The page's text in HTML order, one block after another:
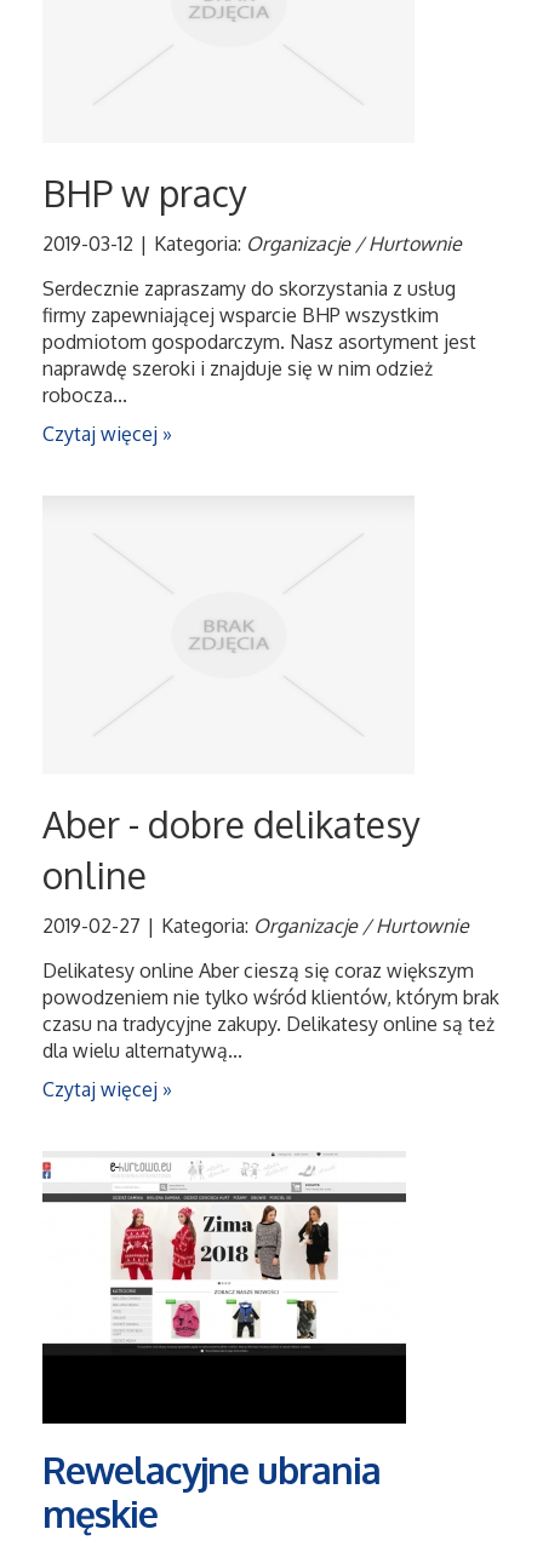
BHP w pracy
2019-03-12 | Kategoria: Organizacje / Hurtownie
Serdecznie zapraszamy do skorzystania z usług
firmy zapewniającej wsparcie BHP wszystkim
podmiotom gospodarczym. Nasz asortyment jest
naprawdę szeroki i znajduje się w nim odzież
robocza...
Czytaj więcej »
Aber - dobre delikatesy
online
2019-02-27 | Kategoria: Organizacje / Hurtownie
Delikatesy online Aber cieszą się coraz większym
powodzeniem nie tylko wśród klientów, którym brak
czasu na tradycyjne zakupy. Delikatesy online są też
dla wielu alternatywą...
Czytaj więcej »
Rewelacyjne ubrania
męskie